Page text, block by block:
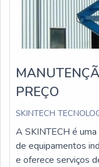
PREÇO
SKINTECH
A SKINTECH é
de equipamentos
e oferece serviços